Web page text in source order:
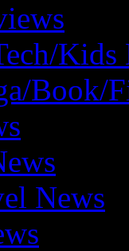
Kids
Book/
News